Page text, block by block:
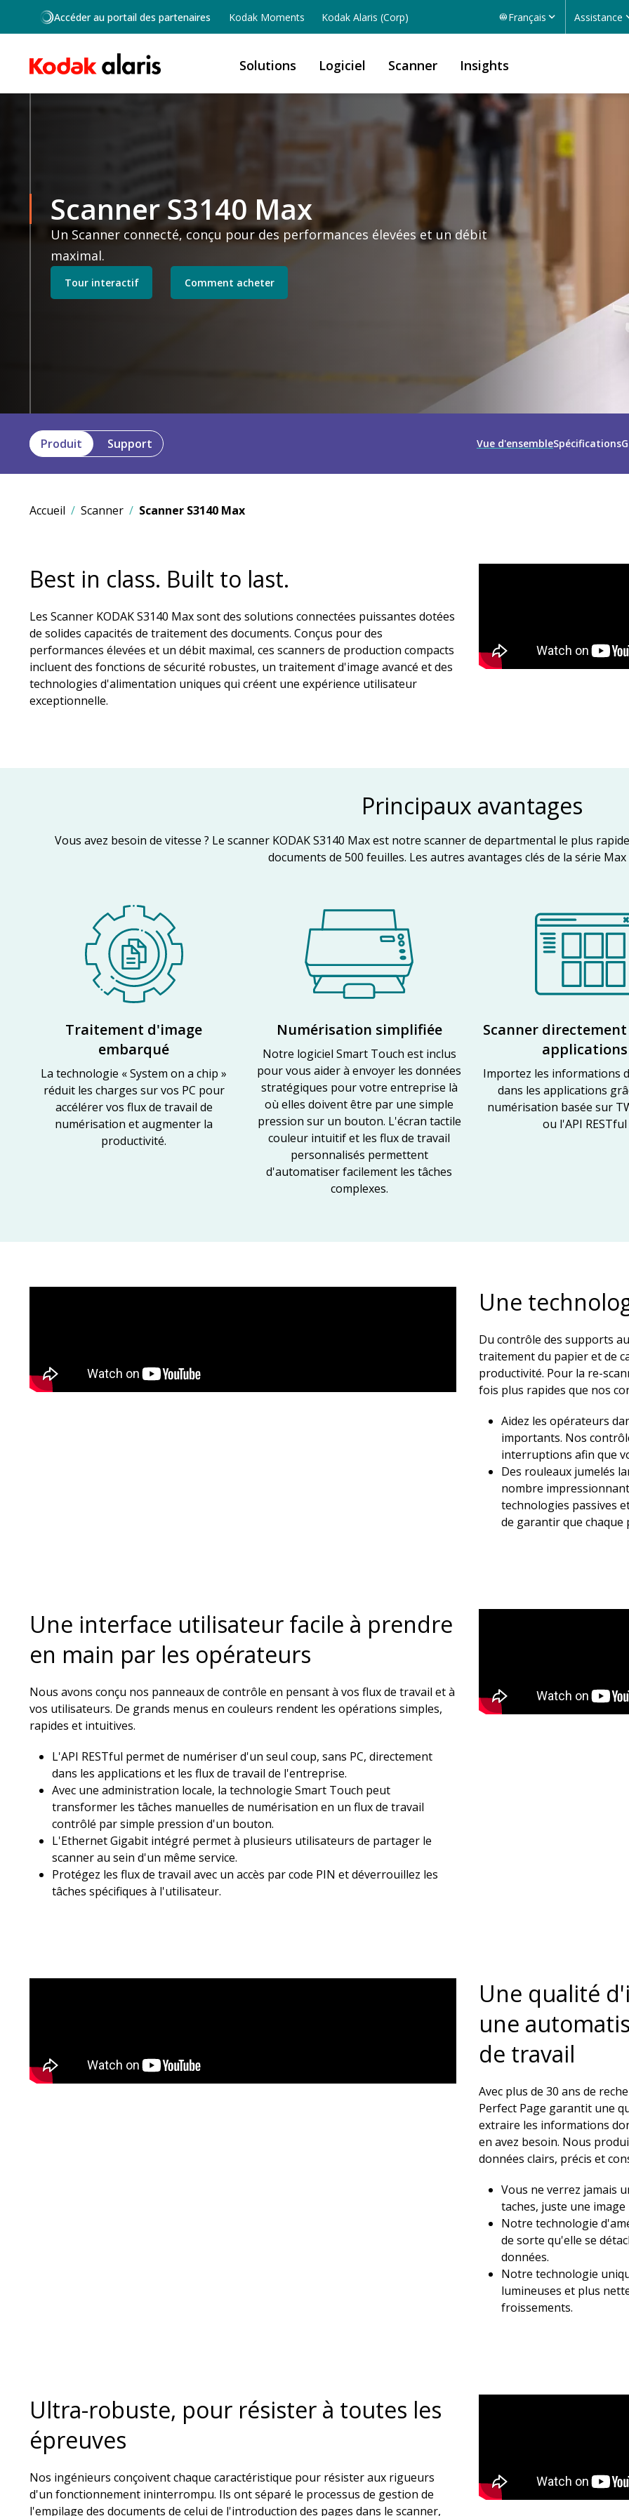
Skip to main content
Accéder au portail des partenaires Kodak Moments Kodak Alaris (Corp) Français Assistance
Solutions Logiciel Scanner Insights
Scanner S3140 Max
Un Scanner connecté, conçu pour des performances élevées et un débit
maximal.
Tour interactif Comment acheter
Produit Support Vue d'ensembleSpécifications
Accueil Scanner Scanner S3140 Max
Best in class. Built to last.
Les Scanner KODAK S3140 Max sont des solutions connectées puissantes dotées
de solides capacités de traitement des documents. Conçus pour des
performances élevées et un débit maximal, ces scanners de production compacts
incluent des fonctions de sécurité robustes, un traitement d'image avancé et des
technologies d'alimentation uniques qui créent une expérience utilisateur
exceptionnelle.
Principaux avantages
Vous avez besoin de vitesse ? Le scanner KODAK S3140 Max est notre scanner de departmental le plus
documents de 500 feuilles. Les autres avantages clés de la série
Traitement d'image
embarqué
La technologie « System on a chip »
réduit les charges sur vos PC pour
accélérer vos flux de travail de
numérisation et augmenter la
productivité.
Numérisation simplifiée
Notre logiciel Smart Touch est inclus
pour vous aider à envoyer les données
stratégiques pour votre entreprise là
où elles doivent être par une simple
pression sur un bouton. L'écran tactile
couleur intuitif et les flux de travail
personnalisés permettent
d'automatiser facilement les tâches
complexes.
Scanner directement
applications
Importez les informations
dans les applications
numérisation basée sur
ou l'API RESTful
Une
Du contrôle des supports
traitement du papier et de
productivité. Pour la re-
fois plus rapides que nos
Aidez les opérateurs
importants. Nos
interruptions afin que
Des rouleaux jumelés
nombre
technologies passives
de garantir que chaque
Une interface utilisateur facile à prendre
en main par les opérateurs​
Nous avons conçu nos panneaux de contrôle en pensant à vos flux de travail et à
vos utilisateurs. De grands menus en couleurs rendent les opérations simples,
rapides et intuitives.​
L'API RESTful permet de numériser d'un seul coup, sans PC, directement
dans les applications et les flux de travail de l'entreprise.​
Avec une administration locale, la technologie Smart Touch peut
transformer les tâches manuelles de numérisation en un flux de travail
contrôlé par simple pression d'un bouton.​
L'Ethernet Gigabit intégré permet à plusieurs utilisateurs de partager le
scanner au sein d'un même service. ​
Protégez les flux de travail avec un accès par code PIN et déverrouillez les
tâches spécifiques à l'utilisateur.​
Une qualité
une
de travail​
Avec plus de 30 ans de
Perfect Page garantit une
extraire les informations
en avez besoin. Nous
données clairs, précis et
Vous ne verrez jamais
taches, juste une
Notre technologie
de sorte qu'elle se
données.
Notre technologie
lumineuses et plus
froissements.
Ultra-robuste, pour résister à toutes les
épreuves​
Nos ingénieurs conçoivent chaque caractéristique pour résister aux rigueurs
d'un fonctionnement ininterrompu. ​Ils ont séparé le processus de gestion de
l'empilage des documents de celui de l'introduction des pages dans le scanner,